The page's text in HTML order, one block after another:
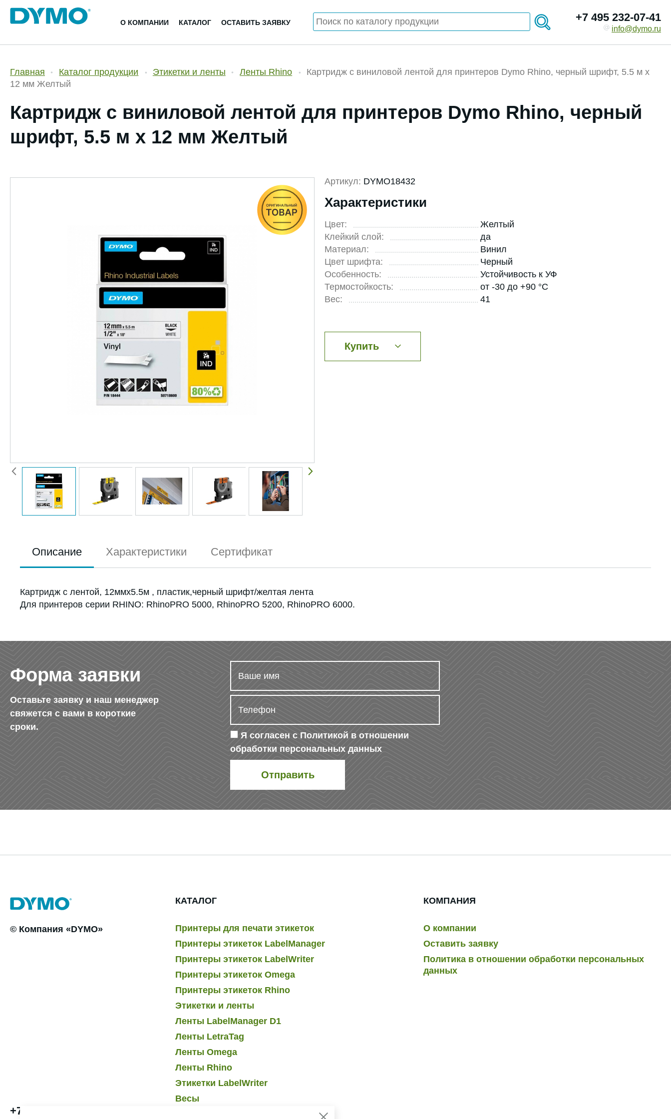
О КОМПАНИИ КАТАЛОГ ОСТАВИТЬ ЗАЯВКУ +7 495 232-07-41
info@dymo.ru
Главная Каталог продукции Этикетки и ленты Ленты Rhino
Картридж c виниловой лентой для принтеров Dymo Rhino, черный шрифт, 5.5 м x
12 мм Желтый
Картридж c виниловой лентой для принтеров Dymo Rhino, черный
шрифт, 5.5 м x 12 мм Желтый
Артикул: DYMO18432
Характеристики
Цвет:
Желтый
Клейкий слой:
да
Материал:
Винил
Цвет шрифта:
Черный
Особенность:
Устойчивость к УФ
Термостойкость:
от -30 до +90 °С
Вес:
41
Купить
Описание Характеристики Сертификат
Картридж с лентой, 12ммx5.5м , пластик,черный шрифт/желтая лента
Для принтеров серии RHINO: RhinoPRO 5000, RhinoPRO 5200, RhinoPRO 6000.
Форма заявки
Оставьте заявку и наш менеджер
свяжется с вами в короткие
сроки.
Я согласен с Политикой в отношении
обработки персональных данных
© Компания «DYMO»
КАТАЛОГ
Принтеры для печати этикеток
Принтеры этикеток LabelManager
Принтеры этикеток LabelWriter
Принтеры этикеток Omega
Принтеры этикеток Rhino
Этикетки и ленты
Ленты LabelManager D1
Ленты LetraTag
Ленты Omega
Ленты Rhino
Этикетки LabelWriter
Весы
КОМПАНИЯ
О компании
Оставить заявку
Политика в отношении обработки персональных
данных
+7 495 232-07-41